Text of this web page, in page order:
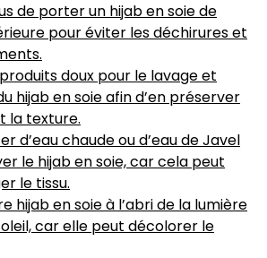
de porter un hijab en soie de
pour éviter les déchirures et
doux pour le lavage et
hijab en soie afin d’en préserver
la texture.
d’eau chaude ou d’eau de Javel
le hijab en soie, car cela peut
le tissu.
hijab en soie à l’abri de la lumière
car elle peut décolorer le